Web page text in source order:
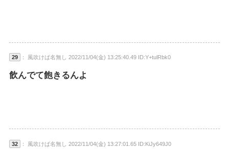
29 ： 風吹けば名無し 2022/11/04(金) 13:25:40.49 ID:Y+tulRbk0
飲んでて飽きるんよ
32 ： 風吹けば名無し 2022/11/04(金) 13:27:01.65 ID:KiJy649J0